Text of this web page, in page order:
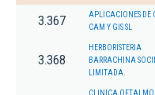
3.367
APLICACIONES DE
CAM Y GIS SL
3.368
HERBORISTERIA
BARRACHINA
LIMITADA.